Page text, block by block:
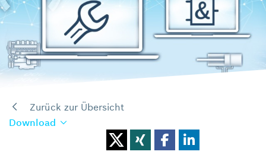
Zurück zur Übersicht
Download